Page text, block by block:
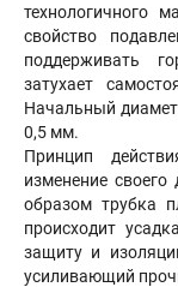
технологичного
свойство
поддерживать
затухает
Начальный
0,5 мм.
Принцип
изменение
образом трубка
происходит
защиту и
усиливающий